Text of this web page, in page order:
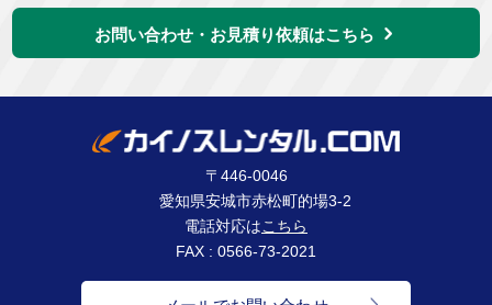
お問い合わせ・お見積り依頼はこちら
〒446-0046
愛知県安城市赤松町的場3-2
電話対応はこちら
FAX : 0566-73-2021